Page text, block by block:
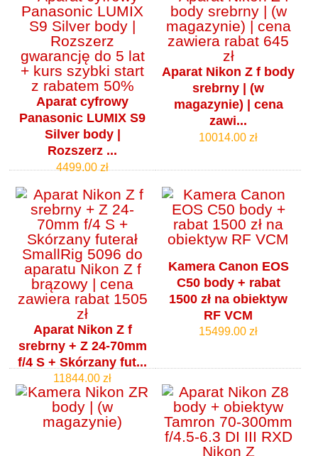
Aparat cyfrowy
Panasonic LUMIX S9
Silver body |
Rozszerz ...
4499.00 zł
Aparat Nikon Z f body
srebrny | (w
magazynie) | cena
zawi...
10014.00 zł
Aparat Nikon Z f
srebrny + Z 24-70mm
f/4 S + Skórzany fut...
11844.00 zł
Kamera Canon EOS
C50 body + rabat
1500 zł na obiektyw
RF VCM
15499.00 zł